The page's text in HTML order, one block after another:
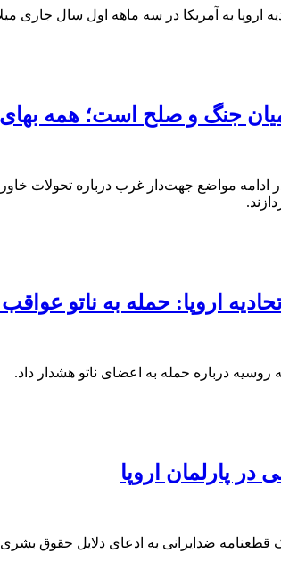
اروپا به آمریکا در سه ماهه اول سال جاری
میان جنگ و صلح است؛ همه
ادامه مواضع جهت‌دار غرب درباره تحولات
اروپا: حمله به ناتو
درباره حمله به اعضای ناتو هشدار داد.
پارلمان اروپا
قطعنامه ضدایرانی به ادعای دلایل حقوق بشری